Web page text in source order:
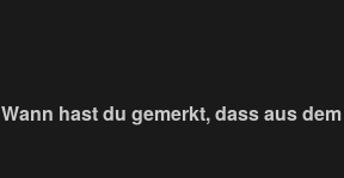
Wann hast du gemerkt, dass aus